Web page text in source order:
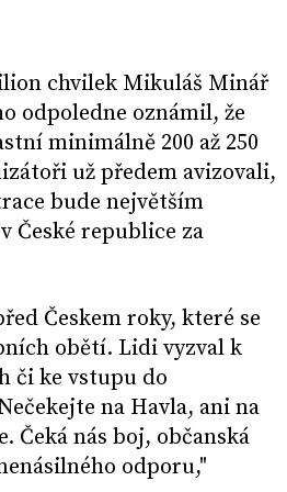
chvilek Mikuláš Minář
odpoledne oznámil, že
minimálně 200 až 250
už předem avizovali,
bude největším
České republice za
Českem roky, které se
obětí. Lidi vyzval k
či ke vstupu do
na Havla, ani na
Čeká nás boj, občanská
odporu,"